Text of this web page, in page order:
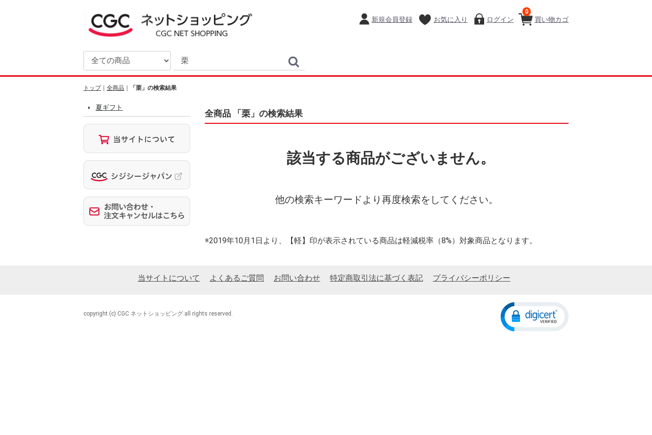
買い物カゴ
0
新規会員登録 お気に入り ログイン
トップ 全商品 「栗」の検索結果
夏ギフト
全商品 「栗」の検索結果
該当する商品がございません。
他の検索キーワードより再度検索をしてください。
※2019年10月1日より、【軽】印が表示されている商品は軽減税率（8%）対象商品となります。
当サイトについて よくあるご質問 お問い合わせ 特定商取引法に基づく表記 プライバシーポリシー
copyright (c) CGC ネットショッピング all rights reserved.